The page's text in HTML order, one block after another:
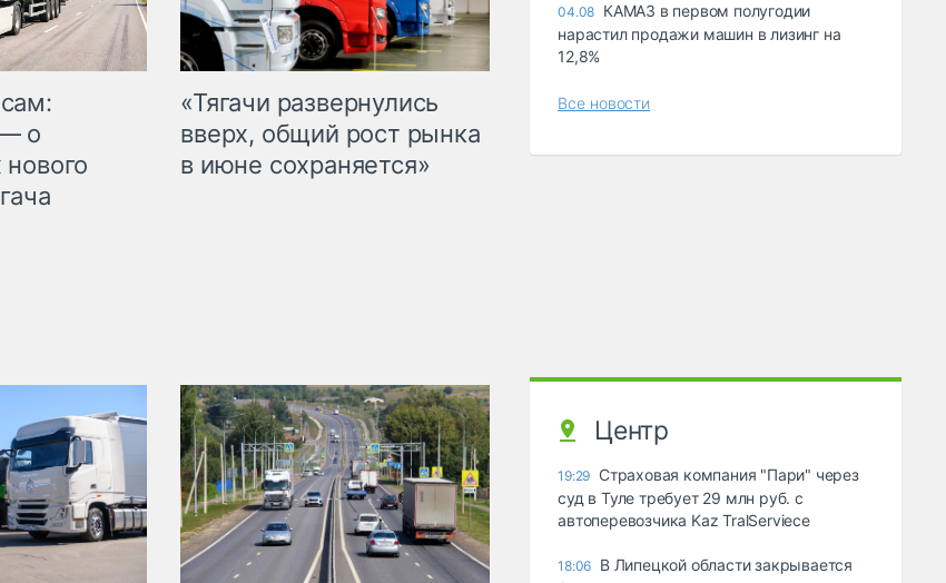
о
«Тягачи развернулись
вверх, общий рост рынка
в июне сохраняется»
04.08 КАМАЗ в первом полугодии
нарастил продажи машин в лизинг на
12,8%
Все новости
Центр
19:29 Страховая компания "Пари" через
суд в Туле требует 29 млн руб. с
автоперевозчика Kaz TralServiece
18:06 В Липецкой области закрывается